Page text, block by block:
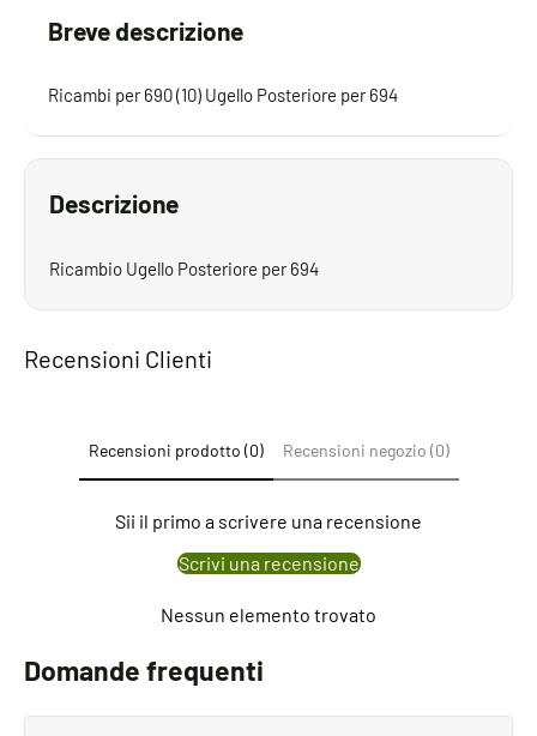
Breve descrizione
Ricambi per 690 (10) Ugello Posteriore per 694
Descrizione
Ricambio Ugello Posteriore per 694
Recensioni Clienti
Recensioni prodotto (0) Recensioni negozio (0)
Sii il primo a scrivere una recensione
Scrivi una recensione
Nessun elemento trovato
Domande frequenti